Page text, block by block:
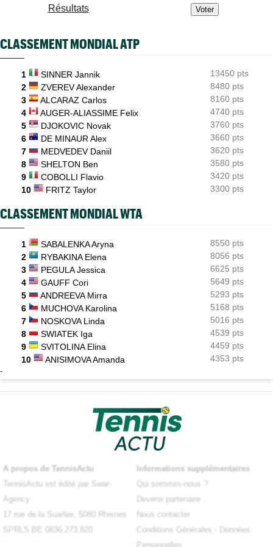
Arthur Fils éteint Norrie et aura une revanche à prendre en
quarts
Paula Badosa a donné des nouvelles après un passage à
08:16
ATP / WTA
Tous les résultats du samedi 8 août 2026 et de la nuit
07:35
ATP - Montréal
Joao Fonseca a taquiné Djokovic : "Il dit ça parce qu'il vieillit"
Résultats
CLASSEMENT MONDIAL ATP
1 SINNER Jannik
13450 pts
2
ZVEREV Alexander
8480 pts
3
ALCARAZ Carlos
8160 pts
4
AUGER-ALIASSIME Felix
4740 pts
5
DJOKOVIC Novak
3760 pts
6
DE MINAUR Alex
3660 pts
7
MEDVEDEV Daniil
3620 pts
8
SHELTON Ben
3580 pts
9
COBOLLI Flavio
3420 pts
10
FRITZ Taylor 3300 pts
CLASSEMENT MONDIAL WTA
1 SABALENKA Aryna
8550 pts
2
RYBAKINA Elena
8056 pts
3
PEGULA Jessica
6625 pts
4
GAUFF Cori
5649 pts
5
ANDREEVA Mirra
5293 pts
6
MUCHOVA Karolina
5168 pts
7
NOSKOVA Linda
5016 pts
8
SWIATEK Iga
4539 pts
9
SVITOLINA Elina
4459 pts
10
ANISIMOVA Amanda 4353 pts
-
A propos de TennisActu
TennisActu est édité par Swar-
Agency
17 rue de la Suarlée, 5080 Rhisnes
SPRLS BE 0836.273.820
Informations supplémentaires
Qui sommes-nous ?
Devenir partenaire
Nous contacter
Conditions Générales
Données
Personnelles